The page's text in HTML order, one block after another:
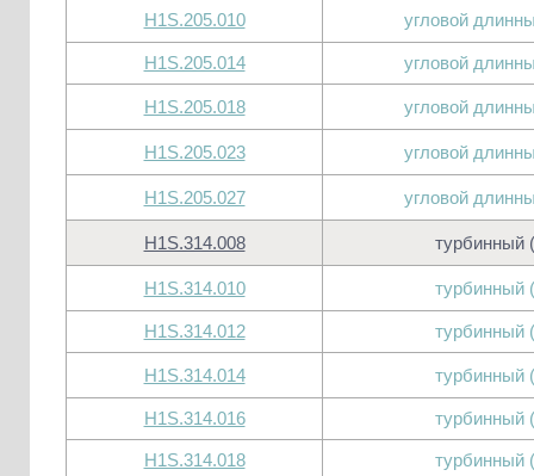
H1S.205.010 угловой
H1S.205.014 угловой
H1S.205.018 угловой
H1S.205.023 угловой
H1S.205.027 угловой
H1S.314.008 турбинный
H1S.314.010 турбинный
H1S.314.012 турбинный
H1S.314.014 турбинный
H1S.314.016 турбинный
H1S.314.018 турбинный